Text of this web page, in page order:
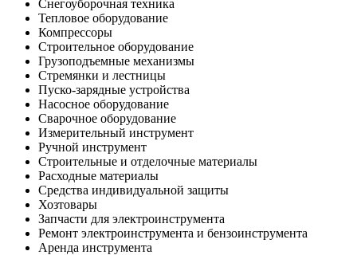
Снегоуборочная техника
Тепловое оборудование
Компрессоры
Строительное оборудование
Грузоподъемные механизмы
Стремянки и лестницы
Пуско-зарядные устройства
Насосное оборудование
Сварочное оборудование
Измерительный инструмент
Ручной инструмент
Строительные и отделочные материалы
Расходные материалы
Средства индивидуальной защиты
Хозтовары
Запчасти для электроинструмента
Ремонт электроинструмента и бензоинструмента
Аренда инструмента